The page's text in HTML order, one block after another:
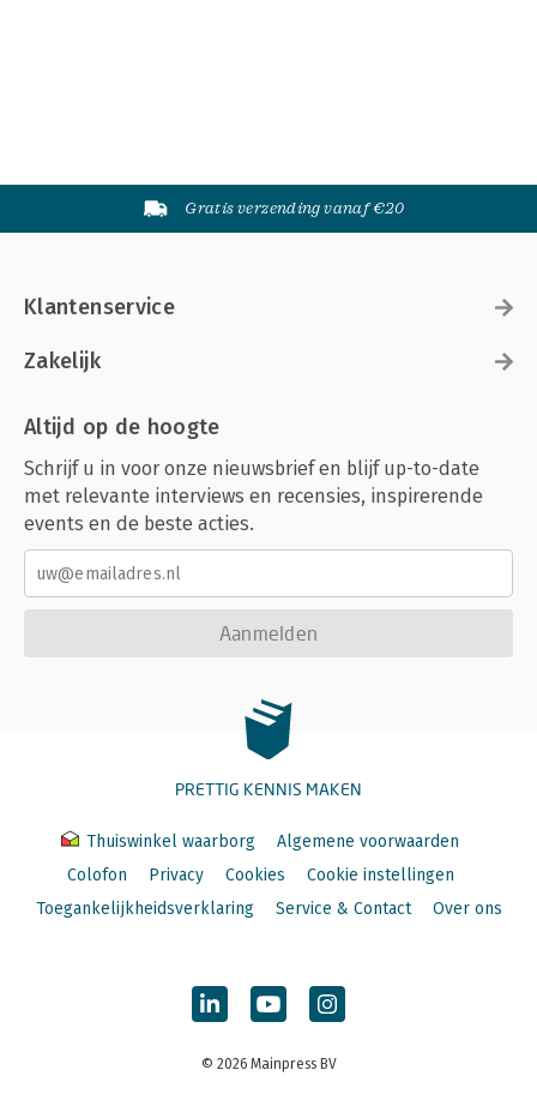
Gratis verzending vanaf €20
Klantenservice
Zakelijk
Altijd op de hoogte
Schrijf u in voor onze nieuwsbrief en blijf up-to-date
met relevante interviews en recensies, inspirerende
events en de beste acties.
Aanmelden
PRETTIG KENNIS MAKEN
Thuiswinkel waarborg
Algemene voorwaarden
Colofon
Privacy Cookies
Cookie instellingen
Toegankelijkheidsverklaring
Service & Contact Over ons
© 2026 Mainpress BV